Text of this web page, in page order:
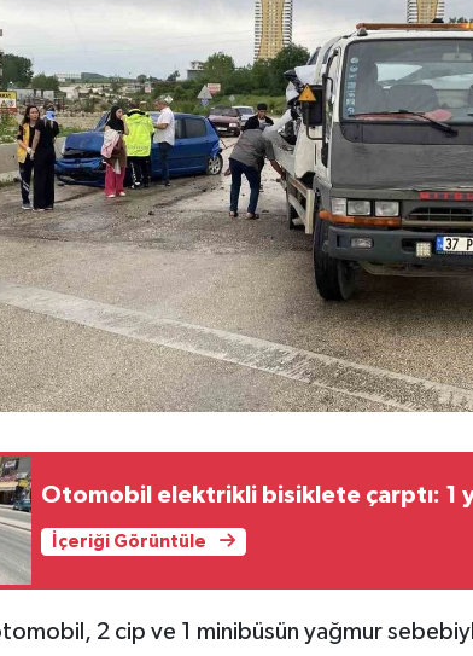
Otomobil elektrikli bisiklete çarptı: 1
İçeriği Görüntüle
2 cip ve 1 minibüsün yağmur